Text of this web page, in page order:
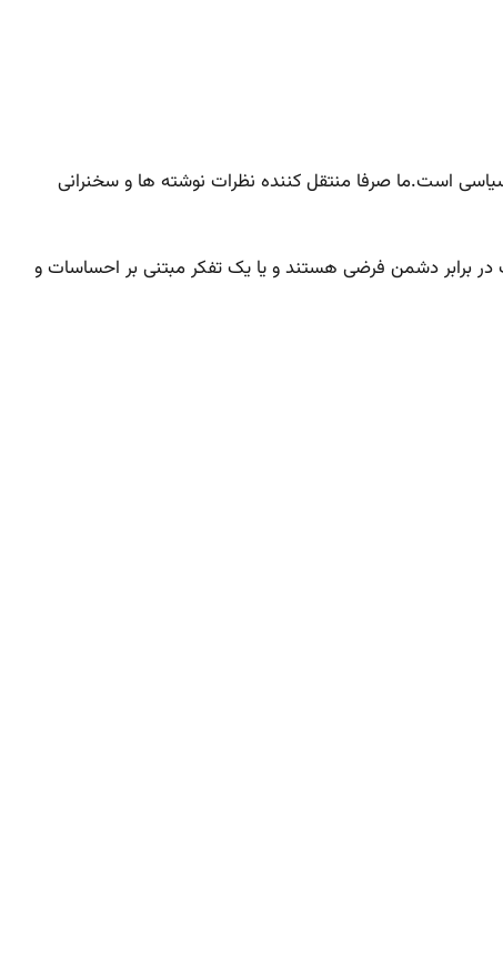
است.ما صرفا منتقل کننده نظرات نوشته‌ ها و سخنرانی
برابر دشمن فرضی هستند و یا یک تفکر مبتنی بر احساسات و